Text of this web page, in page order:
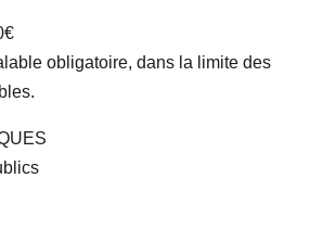
obligatoire, dans la limite des